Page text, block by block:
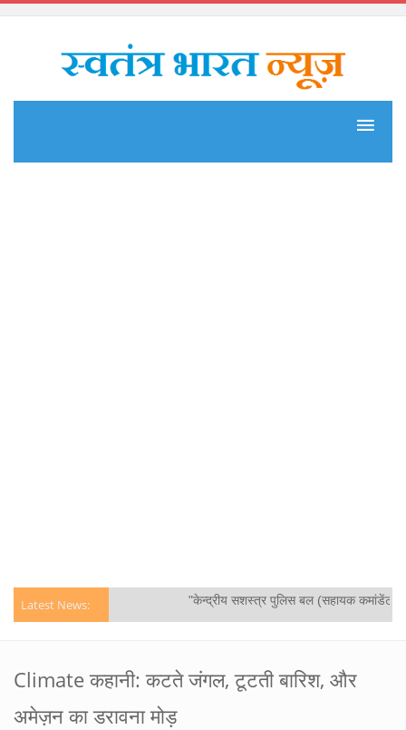
Latest News: "केन्द्रीय सशस्‍त्र पुलिस बल (सहायक कमांडेंट)
Climate कहानी: कटते जंगल, टूटती बारिश, और
अमेज़न का डरावना मोड़